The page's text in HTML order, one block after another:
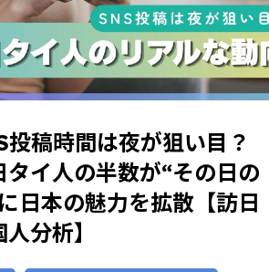
投稿時間は夜が狙い目？
タイ人の半数が“その日の
日本の魅力を拡散【訪日
分析】